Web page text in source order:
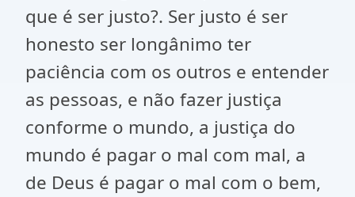
que é ser justo?. Ser justo é ser
honesto ser longânimo ter
paciência com os outros e entender
as pessoas, e não fazer justiça
conforme o mundo, a justiça do
mundo é pagar o mal com mal, a
de Deus é pagar o mal com o bem,